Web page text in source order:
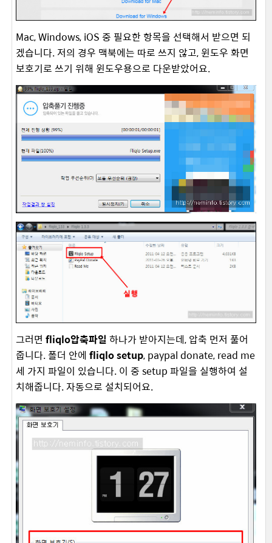
Mac, Windows, iOS 중 필요한 항목을 선택해서 받으면 되
겠습니다. 저의 경우 맥북에는 따로 쓰지 않고, 윈도우 화면
보호기로 쓰기 위해 윈도우용으로 다운받았어요.
그러면 fliqlo압축파일 하나가 받아지는데, 압축 먼저 풀어
줍니다. 폴더 안에 fliqlo setup, paypal donate, read me
세 가지 파일이 있습니다. 이 중 setup 파일을 실행하여 설
치해줍니다. 자동으로 설치되어요.